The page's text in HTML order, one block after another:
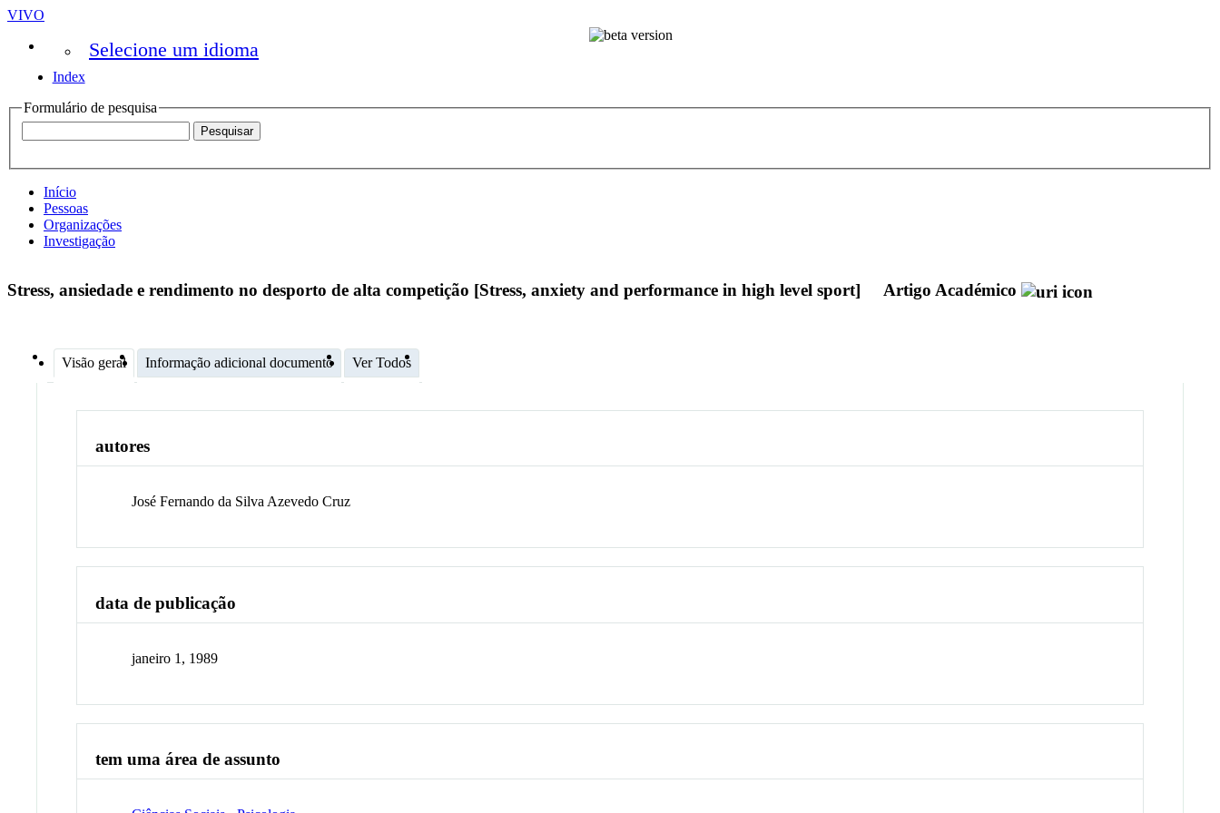
VIVO
Selecione um idioma
Index
Formulário de pesquisa
Início
Pessoas
Organizações
Investigação
Stress, ansiedade e rendimento no desporto de alta competição [Stress, anxiety and performance in high level sport] Artigo Académico
Visão geral Informação adicional documento Ver Todos
autores
José Fernando da Silva Azevedo Cruz
data de publicação
janeiro 1, 1989
tem uma área de assunto